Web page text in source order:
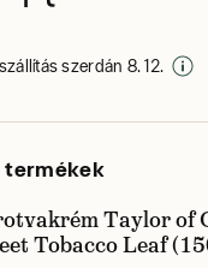
szerdán 8. 12.
termékek
Taylor of
Tobacco Leaf